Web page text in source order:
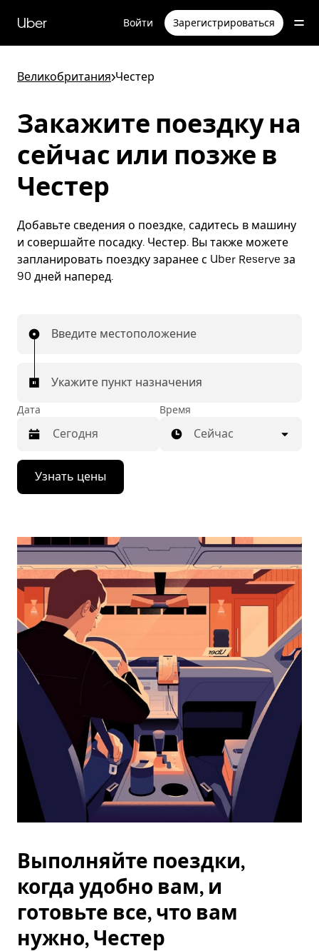
перейти
к
содержимому
Uber Войти Зарегистрироваться
Великобритания>Честер
Закажите поездку на
сейчас или позже в
Честер
Добавьте сведения о поездке, садитесь в машину
и совершайте посадку. Честер. Вы также можете
запланировать поездку заранее с Uber Reserve за
90 дней наперед.
Введите местоположение
Укажите пункт назначения
Дата
Нажмите
стрелку
вниз,
календарю
выбрать
дату.
Чтобы
закрыть
календарь,
нажмите
Esc.
Время
Сейчас
Узнать цены
Выполняйте поездки,
когда удобно вам, и
готовьте все, что вам
нужно, Честер